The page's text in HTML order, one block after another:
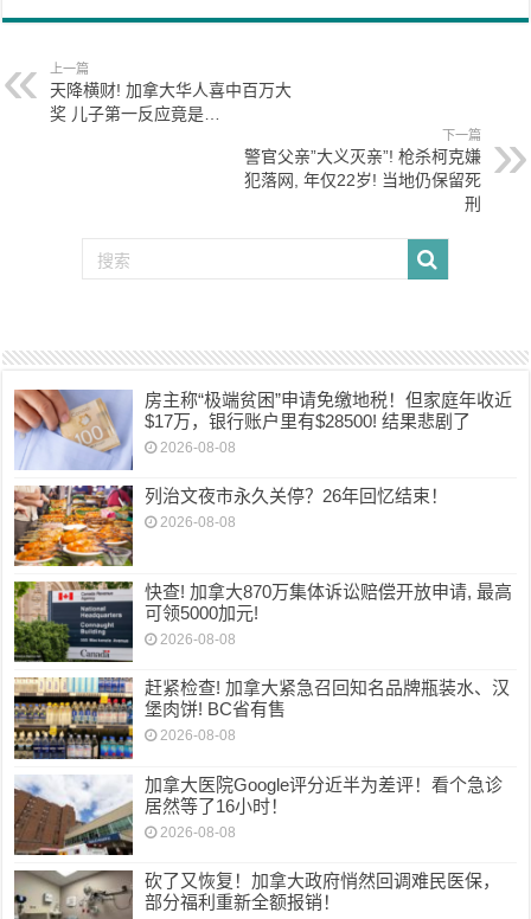
上一篇
天降横财! 加拿大华人喜中百万大
奖 儿子第一反应竟是…
下一篇
警官父亲”大义灭亲”! 枪杀柯克嫌
犯落网, 年仅22岁! 当地仍保留死
刑
房主称“极端贫困”申请免缴地税！但家庭年收近
$17万，银行账户里有$28500! 结果悲剧了
2026-08-08
列治文夜市永久关停？26年回忆结束！
2026-08-08
快查! 加拿大870万集体诉讼赔偿开放申请, 最高
可领5000加元!
2026-08-08
赶紧检查! 加拿大紧急召回知名品牌瓶装水、汉
堡肉饼! BC省有售
2026-08-08
加拿大医院Google评分近半为差评！看个急诊
居然等了16小时！
2026-08-08
砍了又恢复！加拿大政府悄然回调难民医保，
部分福利重新全额报销！